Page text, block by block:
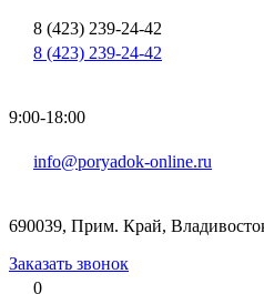
8 (423) 239-24-42
8 (423) 239-24-42
9:00-18:00
info@poryadok-online.ru
690039, Прим. Край,
Заказать звонок
0